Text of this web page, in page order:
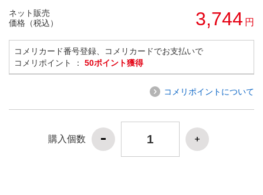
ネット販売
価格（税込）
3,744 円
コメリカード番号登録、コメリカードでお支払いで
コメリポイント ： 50ポイント獲得
コメリポイントについて
購入個数